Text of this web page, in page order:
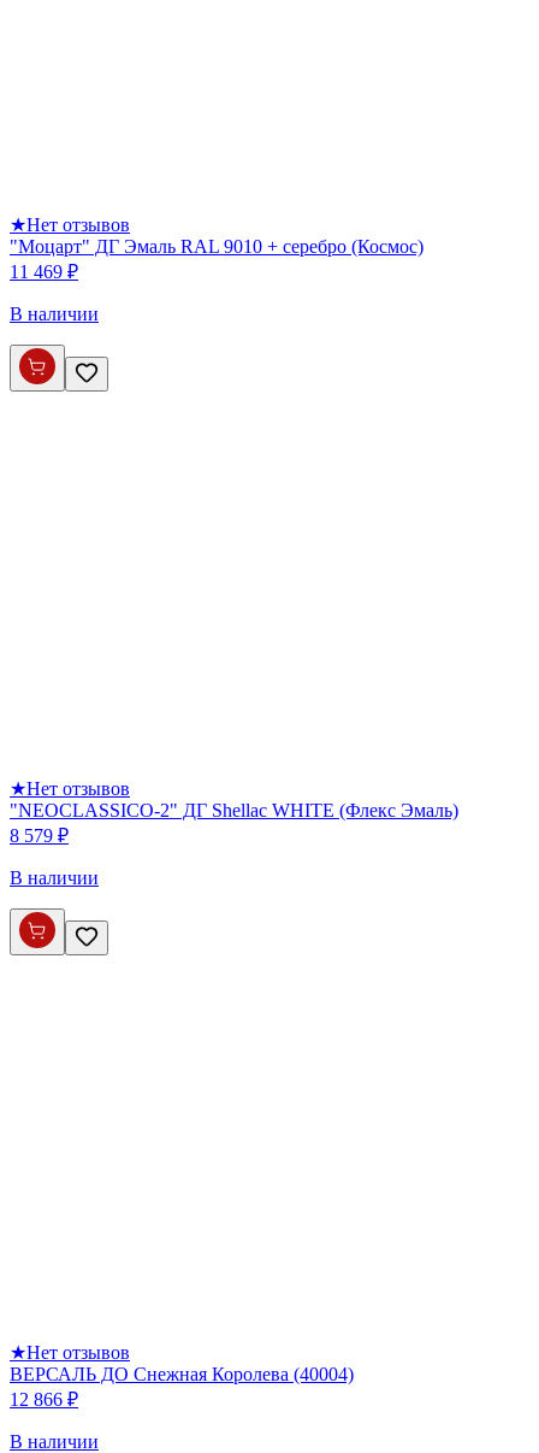
★Нет отзывов
"Моцарт" ДГ Эмаль RAL 9010 + серебро (Космос)
11 469 ₽
В наличии
★Нет отзывов
"NEOCLASSICO-2" ДГ Shellac WHITE (Флекс Эмаль)
8 579 ₽
В наличии
★Нет отзывов
ВЕРСАЛЬ ДО Снежная Королева (40004)
12 866 ₽
В наличии